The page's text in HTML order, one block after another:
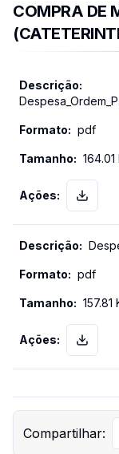
COMPRA DE
pdf
164.01
pdf
157.81
Compartilhar: